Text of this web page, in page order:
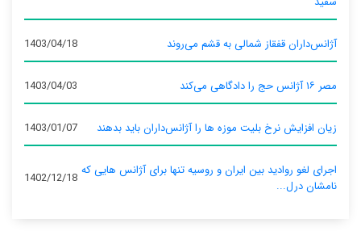
آژانس‌داران قفقاز شمالی به قشم می‌روند 1403/04/18
مصر ۱۶ آژانس حج را دادگاهی می‌کند 1403/04/03
زیان افزایش نرخ بلیت موزه ها را آژانس‌داران باید بدهند 1403/01/07
اجرای لغو روادید بین ایران و روسیه تنها برای آژانس‌ هایی که
نامشان درل...
1402/12/18